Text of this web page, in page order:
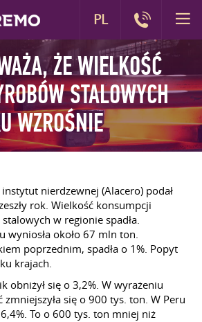
ŻE WIELKOŚĆ
STALOWYCH
WZROŚNIE
nierdzewnej (Alacero) podał
rok. Wielkość konsumpcji
w regionie spadła.
wyniosła około 67 mln ton.
poprzednim, spadła o 1%. Popyt
krajach.
obniżył się o 3,2%. W wyrażeniu
się o 900 tys. ton. W Peru
To o 600 tys. ton mniej niż
PL